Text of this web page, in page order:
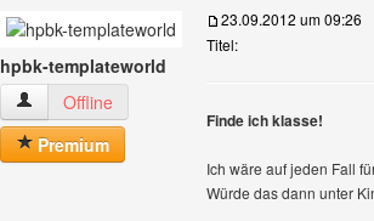
hpbk-templateworld
hpbk-templateworld Benutzer-Profile anzeigen
Offline
Premium
23.09.2012 um 09:26
Titel:
Finde ich klasse!
Ich wäre auf jeden Fall
Würde das dann unter